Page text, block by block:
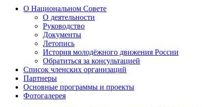
О Национальном Совете
О деятельности
Руководство
Документы
Летопись
История молодёжного движения России
Обратиться за консультацией
Список членских организаций
Партнеры
Основные программы и проекты
Фотогалерея